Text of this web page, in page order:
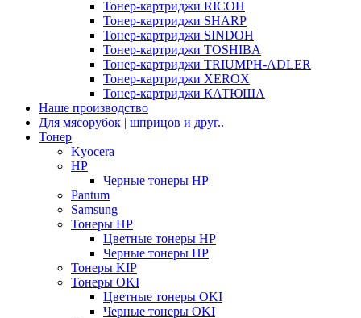
Тонер-картриджи RICOH
Тонер-картриджи SHARP
Тонер-картриджи SINDOH
Тонер-картриджи TOSHIBA
Тонер-картриджи TRIUMPH-ADLER
Тонер-картриджи XEROX
Тонер-картриджи КАТЮША
Наше производство
Для мясорубок | шприцов и друг..
Тонер
Kyocera
HP
Черные тонеры HP
Pantum
Samsung
Тонеры HP
Цветные тонеры HP
Черные тонеры HP
Тонеры KIP
Тонеры OKI
Цветные тонеры OKI
Черные тонеры OKI